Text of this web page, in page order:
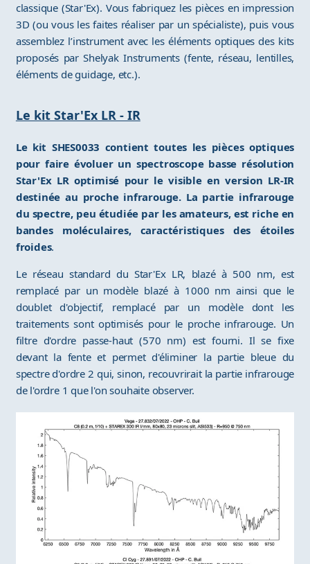
classique (Star'Ex). Vous fabriquez les pièces en impression
3D (ou vous les faites réaliser par un spécialiste), puis vous
assemblez l’instrument avec les éléments optiques des kits
proposés par Shelyak Instruments (fente, réseau, lentilles,
éléments de guidage, etc.).
Le kit Star'Ex LR - IR
Le kit SHES0033 contient toutes les pièces optiques
pour faire évoluer un spectroscope basse résolution
Star'Ex LR optimisé pour le visible en version LR-IR
destinée au proche infrarouge. La partie infrarouge
du spectre, peu étudiée par les amateurs, est riche en
bandes moléculaires, caractéristiques des étoiles
froides.
Le réseau standard du Star'Ex LR, blazé à 500 nm, est
remplacé par un modèle blazé à 1000 nm ainsi que le
doublet d'objectif, remplacé par un modèle dont les
traitements sont optimisés pour le proche infrarouge. Un
filtre d'ordre passe-haut (570 nm) est fourni. Il se fixe
devant la fente et permet d'éliminer la partie bleue du
spectre d'ordre 2 qui, sinon, recouvrirait la partie infrarouge
de l'ordre 1 que l'on souhaite observer.